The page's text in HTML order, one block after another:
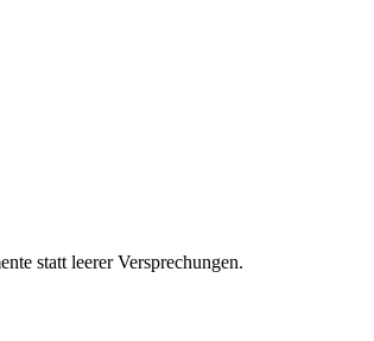
statt leerer Versprechungen.